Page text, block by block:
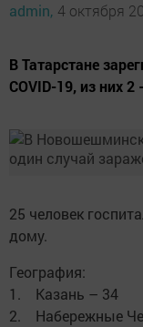
admin, 4 октября
В Татарстане
COVID-19, из них
25 человек
дому.
География:
1. Казань – 34
2. Набережные